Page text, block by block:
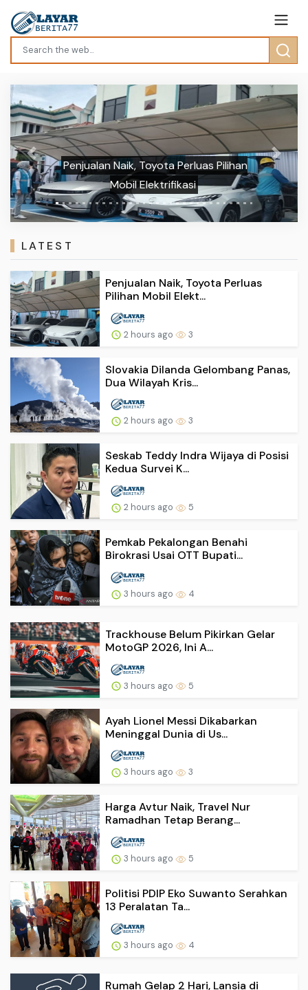
Penjualan Naik, Toyota Perluas Pilihan
Mobil Elektrifikasi
Previous Next
LATEST
Penjualan Naik, Toyota Perluas
Pilihan Mobil Elekt...
2 hours ago 3
Slovakia Dilanda Gelombang Panas,
Dua Wilayah Kris...
2 hours ago 3
Seskab Teddy Indra Wijaya di Posisi
Kedua Survei K...
2 hours ago 5
Pemkab Pekalongan Benahi
Birokrasi Usai OTT Bupati...
3 hours ago 4
Trackhouse Belum Pikirkan Gelar
MotoGP 2026, Ini A...
3 hours ago 5
Ayah Lionel Messi Dikabarkan
Meninggal Dunia di Us...
3 hours ago 3
Harga Avtur Naik, Travel Nur
Ramadhan Tetap Berang...
3 hours ago 5
Politisi PDIP Eko Suwanto Serahkan
13 Peralatan Ta...
3 hours ago 4
Rumah Gelap 2 Hari, Lansia di